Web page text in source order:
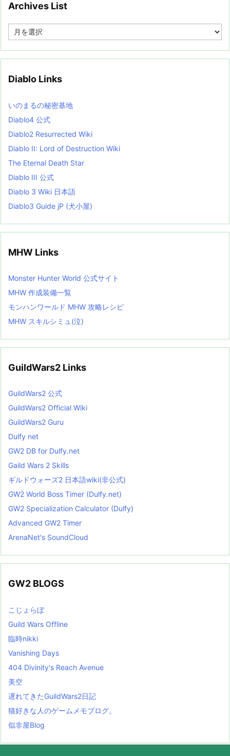
Archives List
e
i
s
t
Diablo Links
いのまるの秘密基地
Diablo4 公式
Diablo2 Resurrected Wiki
Diablo II: Lord of Destruction Wiki
The Eternal Death Star
Diablo III 公式
Diablo 3 Wiki 日本語
Diablo3 Guide jP (犬小屋)
MHW Links
Monster Hunter World 公式サイト
MHW 作成装備一覧
モンハンワールド MHW 攻略レシピ
MHW スキルシミュ(泣)
GuildWars2 Links
GuildWars2 公式
GuildWars2 Official Wiki
GuildWars2 Guru
Dulfy net
GW2 DB for Dulfy.net
Gaild Wars 2 Skills
ギルドウォーズ2 日本語wiki(非公式)
GW2 World Boss Timer (Dulfy.net)
GW2 Specialization Calculator (Dulfy)
Advanced GW2 Timer
ArenaNet's SoundCloud
GW2 BLOGS
こじょらぼ
Guild Wars Offline
臨時nikki
Vanishing Days
404 Divinity's Reach Avenue
美空
遅れてきたGuildWars2日記
猫好きな人のゲームメモブログ。
似非屋Blog